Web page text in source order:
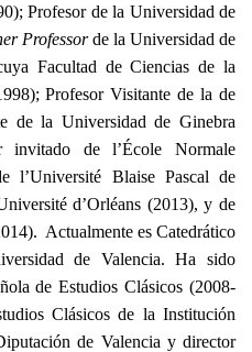
Profesor dela Universidad de
Professorde la Universidad de
Facultad de Ciencias de la
Profesor Visitante de la de
dela Universidad de Ginebra
invitado de l’École Normale
l’Université Blaise Pascal de
d’Orléans (2013), y de
Actualmente es Catedrático
de Valencia. Ha sido
de Estudios Clásicos (2008-
Clásicos de la Institución
de Valencia y director